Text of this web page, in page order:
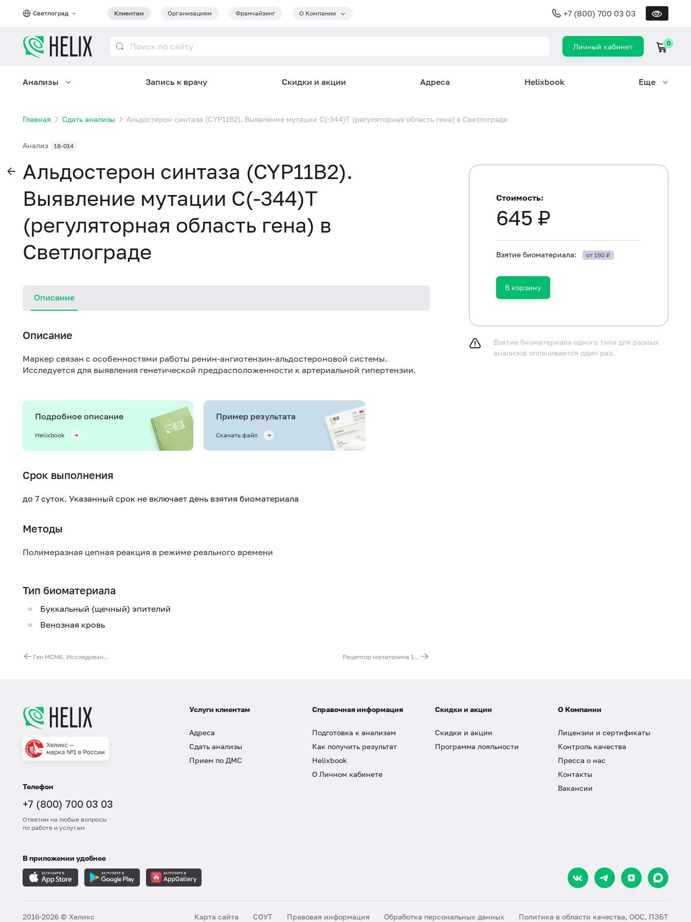
Светлоград Клиентам Организациям Франчайзинг О Компании +7 (800) 700 03 03
Личный кабинет 0
Анализы Запись к врачу Скидки и акции Адреса Helixbook Еще
Главная Сдать анализы Альдостерон синтаза (CYP11B2). Выявление мутации C(-344)T (регуляторная область гена) в Светлограде
Анализ 18-014
Альдостерон синтаза (CYP11B2).
Выявление мутации C(-344)T
(регуляторная область гена) в
Светлограде
Описание
Описание
Маркер связан с особенностями работы ренин-ангиотензин-альдостероновой системы.
Исследуется для выявления генетической предрасположенности к артериальной гипертензии.
Подробное описание
Helixbook
Пример результата
Скачать файл
Срок выполнения
до 7 суток. Указанный срок не включает день взятия биоматериала
Методы
Полимеразная цепная реакция в режиме реального времени
Тип биоматериала
Буккальный (щечный) эпителий
Венозная кровь
Ген МСМ6. Исследование генетического маркера C(-13910)T (регуляторная область гена LAC) Рецептор мелатонина 1B (MTNR1B). Выявление мутации C(g.37979623)T (регуляторная область гена)
Стоимость:
645 ₽
Взятие биоматериала: от 190 ₽
В корзину
Взятие биоматериала одного типа для разных
анализов оплачивается один раз.
Телефон
+7 (800) 700 03 03
Ответим на любые вопросы
по работе и услугам
Услуги клиентам
Адреса
Сдать анализы
Прием по ДМС
Справочная информация
Подготовка к анализам
Как получить результат
Helixbook
О Личном кабинете
Скидки и акции
Скидки и акции
Программа лояльности
О Компании
Лицензии и сертификаты
Контроль качества
Пресса о нас
Контакты
Вакансии
В приложении удобнее
2016-2026 © Хеликс Карта сайта СОУТ Правовая информация Обработка персональных данных Политика в области качества, ООС, ПЗБТ